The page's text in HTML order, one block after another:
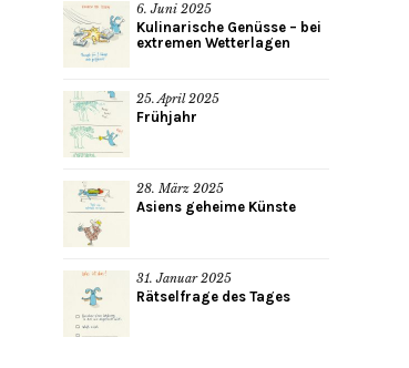
6. Juni 2025
Kulinarische Genüsse – bei
extremen Wetterlagen
25. April 2025
Frühjahr
28. März 2025
Asiens geheime Künste
31. Januar 2025
Rätselfrage des Tages